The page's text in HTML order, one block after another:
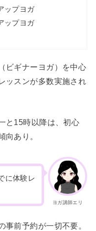
ップヨガ
ップヨガ
ビギナーヨガ）を中心
ッスンが多数実施され
と15時以降は、初心
向あり。
ヨガ講師エリ
に体験レ
事前予約が一切不要。